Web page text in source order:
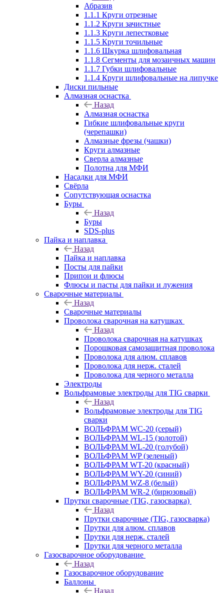
Абразив
1.1.1 Круги отрезные
1.1.2 Круги зачистные
1.1.3 Круги лепестковые
1.1.5 Круги точильные
1.1.6 Шкурка шлифовальная
1.1.8 Сегменты для мозаичных машин
1.1.7 Губки шлифовальные
1.1.4 Круги шлифовальные на липучке
Диски пильные
Алмазная оснастка
Назад
Алмазная оснастка
Гибкие шлифовальные круги
(черепашки)
Алмазные фрезы (чашки)
Круги алмазные
Сверла алмазные
Полотна для МФИ
Насадки для МФИ
Свёрла
Сопутствующая оснастка
Буры
Назад
Буры
SDS-plus
Пайка и наплавка
Назад
Пайка и наплавка
Посты для пайки
Припои и флюсы
Флюсы и пасты для пайки и лужения
Сварочные материалы
Назад
Сварочные материалы
Проволока сварочная на катушках
Назад
Проволока сварочная на катушках
Порошковая самозащитная проволока
Проволока для алюм. сплавов
Проволока для нерж. сталей
Проволока для черного металла
Электроды
Вольфрамовые электроды для TIG сварки
Назад
Вольфрамовые электроды для TIG
сварки
ВОЛЬФРАМ WC-20 (серый)
ВОЛЬФРАМ WL-15 (золотой)
ВОЛЬФРАМ WL-20 (голубой)
ВОЛЬФРАМ WP (зеленый)
ВОЛЬФРАМ WT-20 (красный)
ВОЛЬФРАМ WY-20 (синий)
ВОЛЬФРАМ WZ-8 (белый)
ВОЛЬФРАМ WR-2 (бирюзовый)
Прутки сварочные (TIG, газосварка)
Назад
Прутки сварочные (TIG, газосварка)
Прутки для алюм. сплавов
Прутки для нерж. сталей
Прутки для черного металла
Газосварочное оборудование
Назад
Газосварочное оборудование
Баллоны
Назад